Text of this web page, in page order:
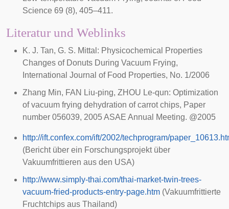
Science 69 (8), 405–411.
Literatur und Weblinks
K. J. Tan, G. S. Mittal: Physicochemical Properties
Changes of Donuts During Vacuum Frying,
International Journal of Food Properties, No. 1/2006
Zhang Min, FAN Liu-ping, ZHOU Le-qun: Optimization
of vacuum frying dehydration of carrot chips, Paper
number 056039, 2005 ASAE Annual Meeting. @2005
http://ift.confex.com/ift/2002/techprogram/
(Bericht über ein Forschungsprojekt über
Vakuumfrittieren aus den USA)
http://www.simply-thai.com/thai-market-twin-trees-
vacuum-fried-products-entry-page.htm (Vakuumfrittierte
Fruchtchips aus Thailand)